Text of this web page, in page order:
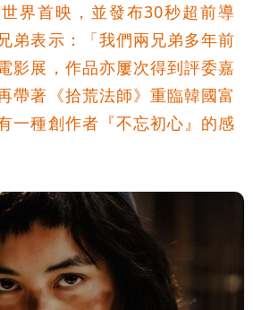
界首映，並發布30秒超前導
弟表示：「我們兩兄弟多年前
影展，作品亦屢次得到評委嘉
帶著《拾荒法師》重臨韓國富
一種創作者『不忘初心』的感